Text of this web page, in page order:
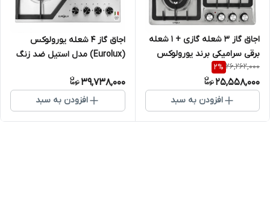
اجاق گاز 3 شعله گازی + 1 شعله
برقی سرامیکی برند یورولوکس
مدل EU-GH3633GSN
26,262,000
2%
25,558,000
افزودن به سبد
اجاق گاز ۴ شعله یورولوکس
(Eurolux) مدل استیل ضد زنگ
39,738,000
افزودن به سبد